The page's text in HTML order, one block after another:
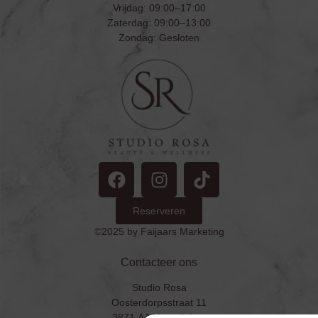
Reserveren
©2025 by Faijaars Marketing
Contacteer ons
Studio Rosa
Oosterdorpsstraat 11
Vrijdag: 09:00–17:00
Zaterdag: 09:00–13:00
Zondag: Gesloten